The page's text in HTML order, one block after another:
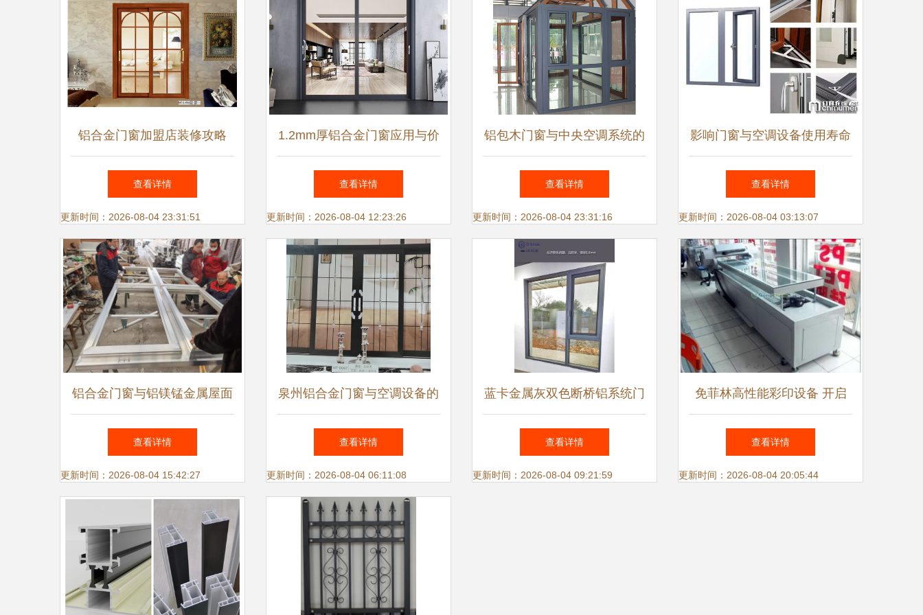
铝合金门窗加盟店装修攻略
如何通过设计吸引客户
查看详情
更新时间：2026-08-04 23:31:51
1.2mm厚铝合金门窗应用与价
格分析及空调设备区域
查看详情
更新时间：2026-08-04 12:23:26
铝包木门窗与中央空调系统的
协同设计 节能与舒适的新维
度
查看详情
更新时间：2026-08-04 23:31:16
影响门窗与空调设备使用寿命
的关键因素
查看详情
更新时间：2026-08-04 03:13:07
铝合金门窗与铝镁锰金属屋面
现代建筑的高端解决方案
查看详情
更新时间：2026-08-04 15:42:27
泉州铝合金门窗与空调设备的
协同应用与市场趋势
查看详情
更新时间：2026-08-04 06:11:08
蓝卡金属灰双色断桥铝系统门
窗 贵阳阳台封装的卓越之选
查看详情
更新时间：2026-08-04 09:21:59
免菲林高性能彩印设备 开启
金属门窗表面装饰新纪元
查看详情
更新时间：2026-08-04 20:05:44